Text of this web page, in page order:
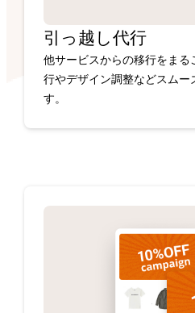
引っ越し代行
他サービスからの移行をまる
行やデザイン調整などスムー
す。